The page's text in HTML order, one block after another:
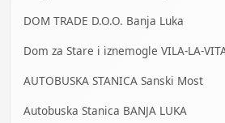
DOM TRADE D.O.O. Banja Luka
Dom za Stare i iznemogle VILA-LA-
AUTOBUSKA STANICA Sanski Most
Autobuska Stanica BANJA LUKA